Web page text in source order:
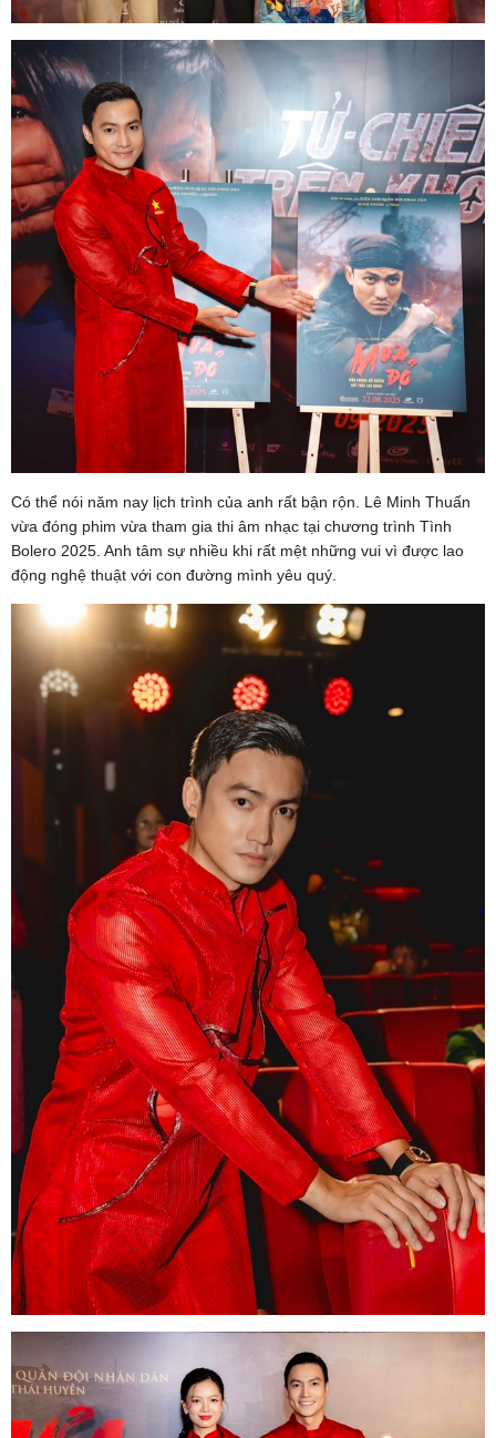
Có thể nói năm nay lịch trình của anh rất bận rộn. Lê Minh Thuấn
vừa đóng phim vừa tham gia thi âm nhạc tại chương trình Tình
Bolero 2025. Anh tâm sự nhiều khi rất mệt những vui vì được lao
động nghệ thuật với con đường mình yêu quý.